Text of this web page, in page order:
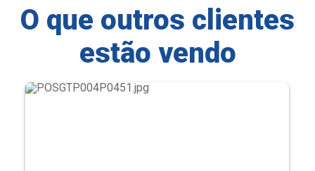
O que outros clientes
estão vendo